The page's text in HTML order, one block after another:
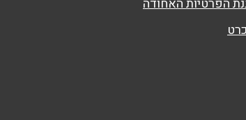
הודעה*